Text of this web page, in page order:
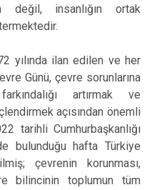
değil, insanlığın ortak
yılında ilan edilen ve her
Günü, çevre sorunlarına
artırmak ve
açısından önemli
tarihli Cumhurbaşkanlığı
bulunduğu hafta Türkiye
çevrenin korunması,
bilincinin toplumun tüm